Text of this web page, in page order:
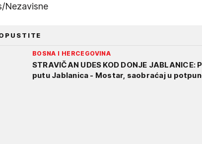
Nezavisne
BOSNA I HERCEGOVINA
STRAVIČAN UDES KOD DONJE
putu Jablanica - Mostar, saobraćaj u